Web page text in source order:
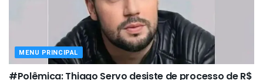
MENU PRINCIPAL
#Polêmica: Thiago Servo desiste de processo de R$